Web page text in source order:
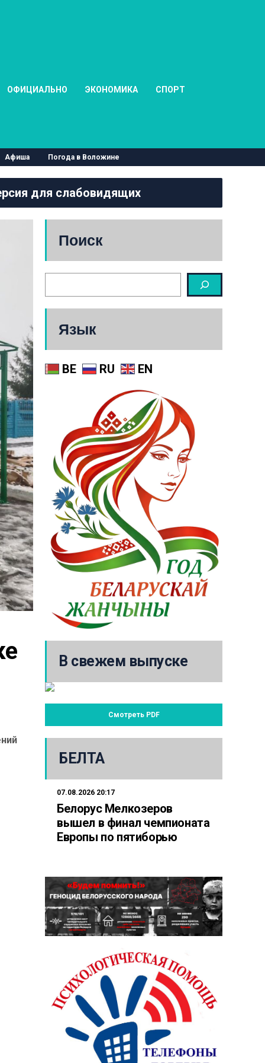
ОФИЦИАЛЬНО ЭКОНОМИКА СПОРТ
Афиша Погода в Воложине
для слабовидящих
Поиск
Язык
BE RU EN
В свежем выпуске
Смотреть PDF
БЕЛТА
07.08.2026 20:17
Белорус Мелкозеров
вышел в финал чемпионата
Европы по пятиборью